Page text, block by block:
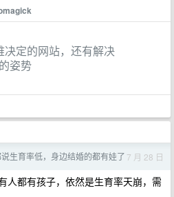
定的网站，还有解决
姿势
生育率低，身边结婚的都有娃了 7 月 28 日
人都有孩子，依然是生育率天崩，需